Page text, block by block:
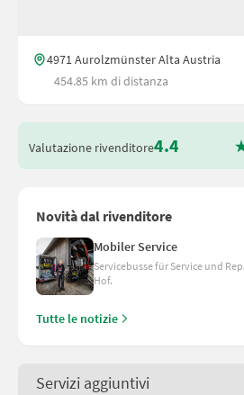
4971 Aurolzmünster Alta Austria
454.85 km di distanza
Valutazione rivenditore4.4
Novità dal rivenditore
Mobiler Service
Servicebusse für Service und
Hof.
Tutte le notizie
Servizi aggiuntivi